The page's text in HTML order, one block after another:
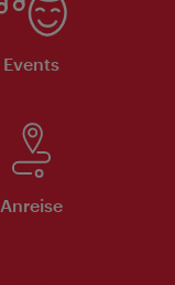
Events
Anreise